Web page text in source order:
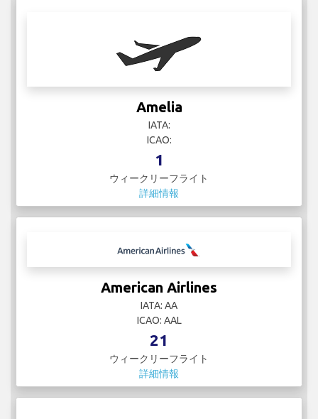
Amelia
IATA:
ICAO:
1
ウィークリーフライト
詳細情報
American Airlines
IATA: AA
ICAO: AAL
21
ウィークリーフライト
詳細情報